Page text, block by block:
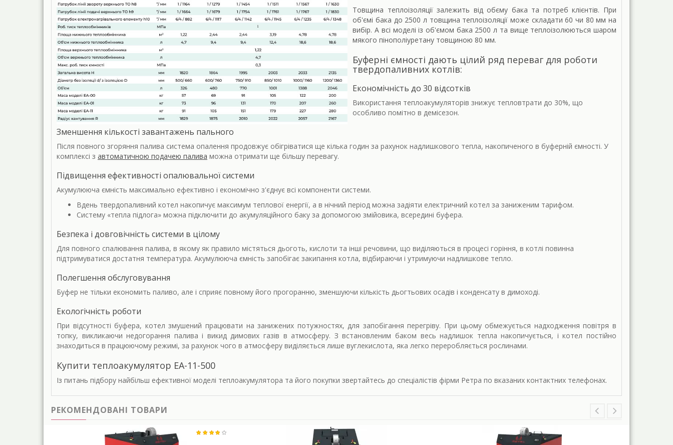
Товщина теплоізоляції залежить від обєму бака та потреб клієнтів. При
об'ємі бака до 2500 л товщина теплоізоляції може складати 60 чи 80 мм на
вибір. А всі моделі із об'ємом бака 2500 л та вище теплоізолюються шаром
мякого пінополіуретану товщиною 80 мм.
Буферні ємності дають цілий ряд переваг для роботи
твердопаливних котлів:
Економічність до 30 відсотків
Використання теплоакумуляторів знижує тепловтрати до 30%, що
особливо помітно в демісезон.
Зменшення кількості завантажень пального
Після повного згоряння палива система опалення продовжує обігріватися ще кілька годин за рахунок надлишкового тепла, накопиченого в буферній ємності. У
комплексі з автоматичною подачею палива можна отримати ще більшу перевагу.
Підвищення ефективності опалювальної системи
Акумулююча ємність максимально ефективно і економічно з'єднує всі компоненти системи.
Вдень твердопаливний котел накопичує максимум теплової енергії, а в нічний період можна задіяти електричний котел за заниженим тарифом.
Систему «тепла підлога» можна підключити до акумуляційного баку за допомогою змійовика, всередині буфера.
Безпека і довговічність системи в цілому
Для повного спалювання палива, в якому як правило містяться дьоготь, кислоти та інші речовини, що виділяються в процесі горіння, в котлі повинна
підтримуватися достатня температура. Акумулююча ємність запобігає закипання котла, відбираючи і утримуючи надлишкове тепло.
Полегшення обслуговування
Буфер не тільки економить паливо, але і сприяє повному його прогоранню, зменшуючи кількість дьогтьових осадів і конденсату в димоході.
Екологічність роботи
При відсутності буфера, котел змушений працювати на занижених потужностях, для запобігання перегріву. При цьому обмежується надходження повітря в
топку, викликаючи недогорання палива і викид димових газів в атмосферу. З встановленим баком весь надлишок тепла накопичується, і котел постійно
знаходиться в працюючому режимі, за рахунок чого в атмосферу виділяється лише вуглекислота, яка легко переробляється рослинами.
Купити теплоакумулятор ЕА-11-500
Із питань підбору найбільш ефективної моделі теплоакумулятора та його покупки звертайтесь до спеціалістів фірми Ретра по вказаних контактних телефонах.
РЕКОМЕНДОВАНІ ТОВАРИ